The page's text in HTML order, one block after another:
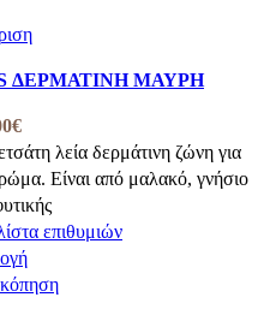
έχει
παραλλαγές.
μπορούν
να
επιλεγούν
στη
σελίδα
του
ΔΕΡΜΑΤΙΝΗ ΜΑΥΡΗ
€
λεία δερμάτινη ζώνη για
Είναι από μαλακό, γνήσιο
επιθυμιών
Αυτό
το